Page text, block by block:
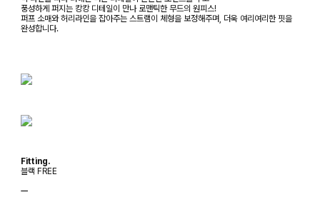
풍성하게 퍼지는 캉캉 디테일이 만나 로맨틱한 무드의 원피스!
퍼프 소매와 허리라인을 잡아주는 스트램이 체형을 보정해주며, 더욱 여리여리한 핏을
완성합니다.
Fitting.
블랙 FREE
ㅡ